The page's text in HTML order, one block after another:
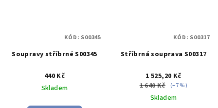
Soupravy stříbrné S00345
440 Kč
Skladem
KÓD: S00345
Stříbrná souprava S00317
1 525,20 Kč
1 640 Kč (–7 %)
Skladem
KÓD: S00317